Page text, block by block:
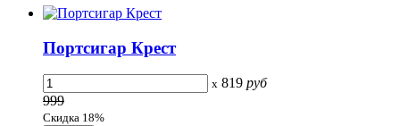
Портсигар Крест
x 819 руб
999
Скидка 18%